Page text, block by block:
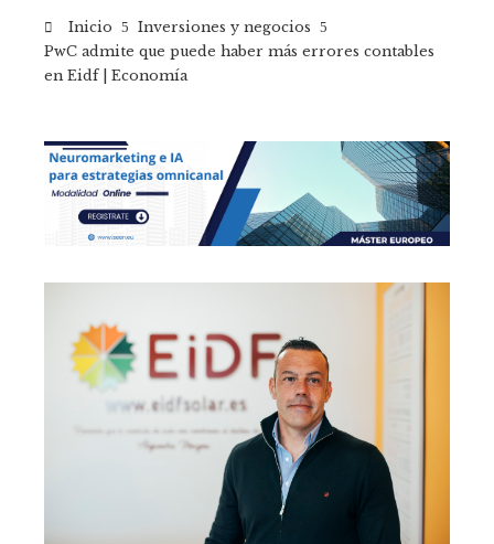
Inicio
Inversiones y negocios
PwC admite que puede haber más errores contables
en Eidf | Economía